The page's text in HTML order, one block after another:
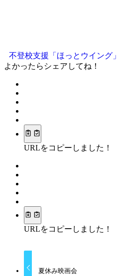
不登校支援「ほっとウイング」
よかったらシェアしてね！
URLをコピーしました！
URLをコピーしました！
夏休み映画会